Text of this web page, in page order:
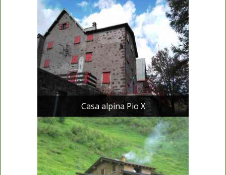
Casa alpina Pio X